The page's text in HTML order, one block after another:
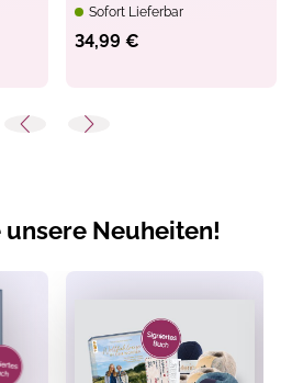
Sofort Lieferbar
34,99 €
unsere Neuheiten!